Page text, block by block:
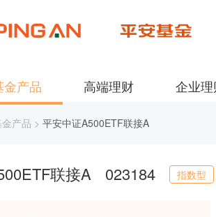
金产品 高端理财 企业
产品 > 平安中证A500ETF联接A
联接A 023184 指数型